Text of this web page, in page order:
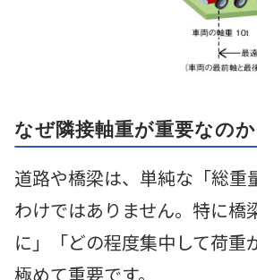
なぜ隣接軸重が重要なのか
道路や橋梁は、単純な「総重
わけではありません。特に橋
に」「どの程度集中して荷重
極めて重要です。